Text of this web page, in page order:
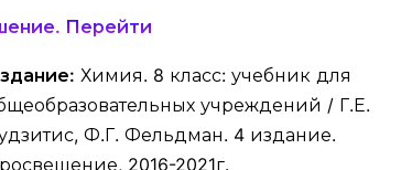
Перейти
Химия. 8 класс: учебник для
учреждений / Г.Е.
Ф.Г. Фельдман. 4 издание.
2016-2021г.